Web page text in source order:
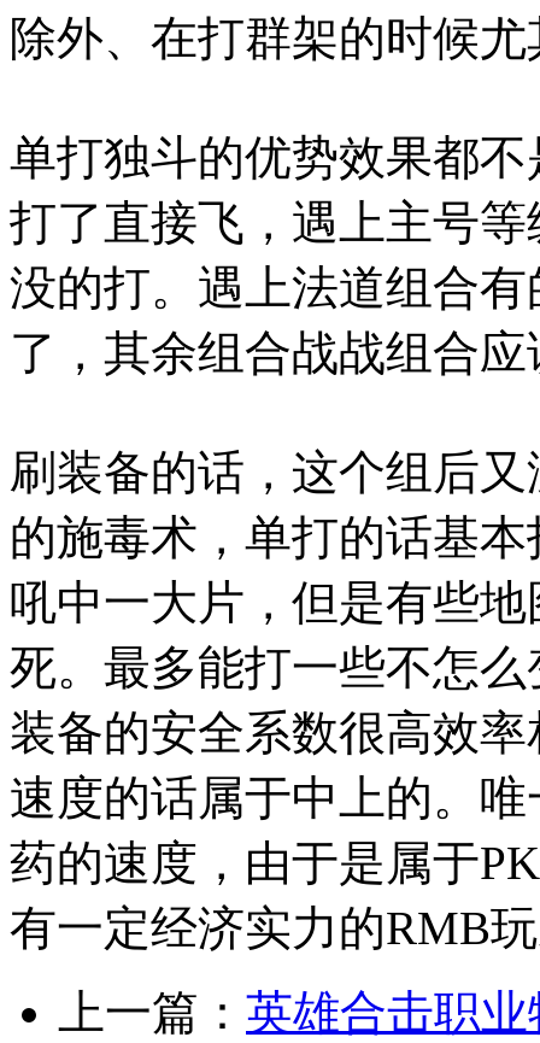
除外、在打群架的时候
单打独斗的优势效果都
打了直接飞，遇上主号
没的打。遇上法道组合
了，其余组合战战组合
刷装备的话，这个组后
的施毒术，单打的话基
吼中一大片，但是有些
死。最多能打一些不怎
装备的安全系数很高效
速度的话属于中上的。
药的速度，由于是属于
有一定经济实力的RMB
上一篇： 英雄合击职